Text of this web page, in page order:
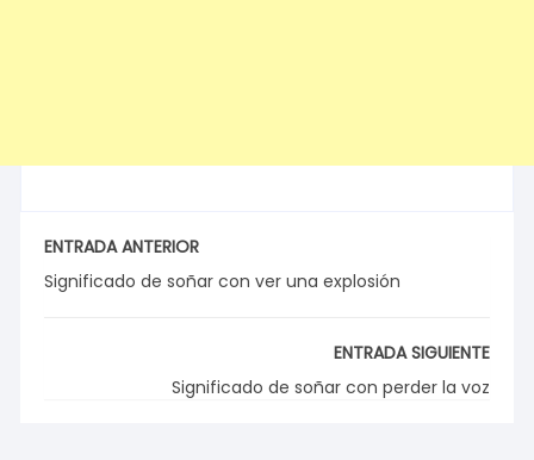
ENTRADA ANTERIOR
Significado de soñar con ver una explosión
ENTRADA SIGUIENTE
Significado de soñar con perder la voz